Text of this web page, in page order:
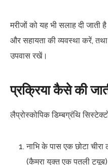
मरीजों को यह भी सलाह दी जाती
और सहायता की व्यवस्था करें,
उपवास रखें।
प्रक्रिया कैसे की
लैप्रोस्कोपिक डिम्बग्रंथि
नाभि के पास एक छोटा
(कैमरा युक्त एक पतली ट्यूब)